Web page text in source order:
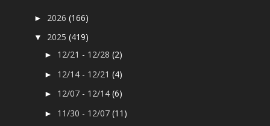
► 2026(166)
▼ 2025(419)
► 12/21 - 12/28(2)
► 12/14 - 12/21(4)
► 12/07 - 12/14(6)
► 11/30 - 12/07(11)